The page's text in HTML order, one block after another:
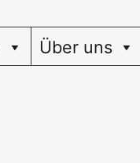
Über uns